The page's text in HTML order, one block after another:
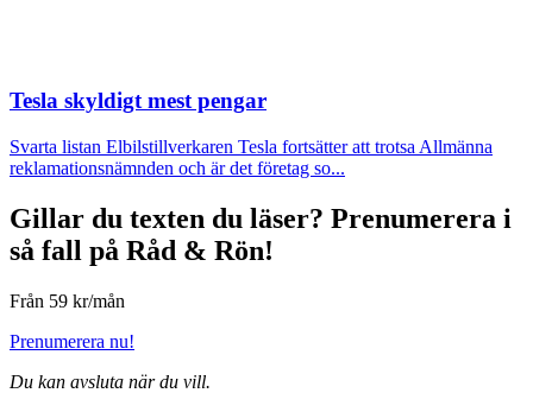
Tesla skyldigt mest pengar
Svarta listan Elbilstillverkaren Tesla fortsätter att trotsa Allmänna
reklamationsnämnden och är det företag so...
Gillar du texten du läser? Prenumerera i
så fall på Råd & Rön!
Från 59 kr/mån
Prenumerera nu!
Du kan avsluta när du vill.